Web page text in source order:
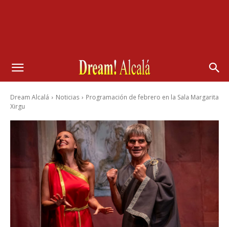
Dream Alcalá Noticias
Programación de febrero en la Sala Margarita
Xirgu